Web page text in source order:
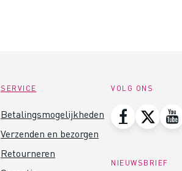
SERVICE
Betalingsmogelijkheden
Verzenden en bezorgen
Retourneren
VOLG ONS
NIEUWSBRIEF